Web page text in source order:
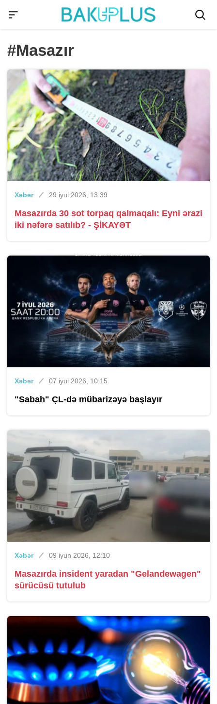
#Masazır
Xəbər 29 iyul 2026, 13:39
Masazırda 30 sot torpaq qalmaqalı: Eyni ərazi
iki nəfərə satılıb? - ŞİKAYƏT
Xəbər 07 iyul 2026, 10:15
"Sabah" ÇL-də mübarizəyə başlayır
Xəbər 09 iyun 2026, 12:10
Masazırda insident yaradan "Gelandewagen"
sürücüsü tutulub